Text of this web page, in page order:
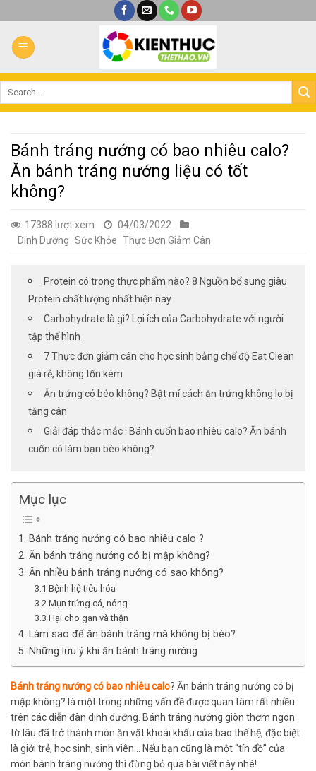
qua
nội
dung
Bánh tráng nướng có bao nhiêu calo?
Ăn bánh tráng nướng liệu có tốt
không?
17388 lượt xem
04/03/2022
Dinh Dưỡng Sức Khỏe Thực Đơn Giảm Cân
Protein có trong thực phẩm nào? 8 Nguồn bổ sung giàu
Protein chất lượng nhất hiện nay
Carbohydrate là gì? Lợi ích của Carbohydrate với người
tập thể hình
7 Thực đơn giảm cân cho học sinh bằng chế độ Eat Clean
giá rẻ, không tốn kém
Ăn trứng có béo không? Bật mí cách ăn trứng không lo bị
tăng cân
Giải đáp thắc mắc : Bánh cuốn bao nhiêu calo? Ăn bánh
cuốn có làm bạn béo không?
Mục lục
1. Bánh tráng nướng có bao nhiêu calo ?
2. Ăn bánh tráng nướng có bị mập không?
3. Ăn nhiều bánh tráng nướng có sao không?
3.1 Bệnh hệ tiêu hóa
3.2 Mụn trứng cá, nóng
3.3 Hại cho gan và thận
4. Làm sao để ăn bánh tráng mà không bị béo?
5. Những lưu ý khi ăn bánh tráng nướng
Bánh tráng nướng có bao nhiêu calo? Ăn bánh tráng nướng có bị
mập không? là một trong những vấn đề được quan tâm rất nhiều
trên các diễn đàn dinh dưỡng. Bánh tráng nướng giòn thơm ngon
từ lâu đã trở thành món ăn vặt khoái khẩu của bao thế hệ, đặc biệt
là giới trẻ, học sinh, sinh viên… Nếu bạn cũng là một “tín đồ” của
món bánh tráng nướng thì đừng bỏ qua bài viết này nhé!